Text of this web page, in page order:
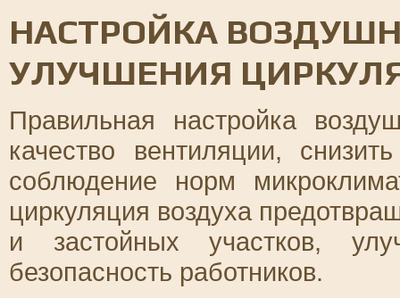
НАСТРОЙКА
УЛУЧШЕНИЯ
Правильная настройка
качество вентиляции,
соблюдение норм
циркуляция воздуха
и застойных участков,
безопасность работников.